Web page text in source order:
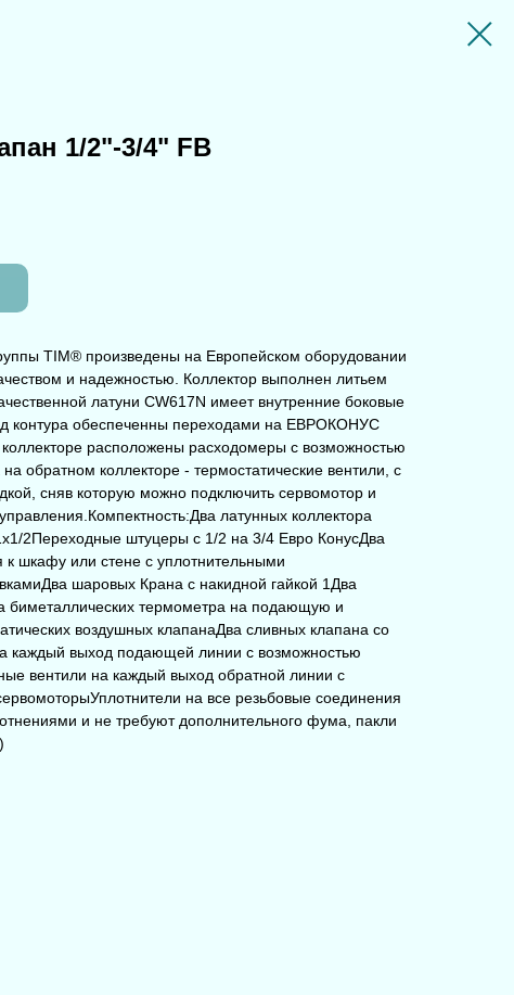
1/2"-3/4" FB
TIM® произведены на Европейском оборудовании
и надежностью. Коллектор выполнен литьем
латуни CW617N имеет внутренние боковые
контура обеспеченны переходами на ЕВРОКОНУС
расположены расходомеры с возможностью
обратном коллекторе - термостатические вентили, с
сняв которую можно подключить сервомотор и
латунных коллектора
2Переходные штуцеры с 1/2 на 3/4 Евро КонусДва
к шкафу или стене с уплотнительными
шаровых Крана с накидной гайкой 1Два
биметаллических термометра на подающую и
воздушных клапанаДва сливных клапана со
каждый выход подающей линии с возможностью
вентили на каждый выход обратной линии с
на все резьбовые соединения
и не требуют дополнительного фума, пакли